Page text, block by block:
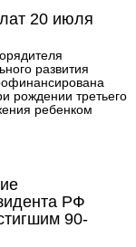
20 июля
развития
рождении третьего
ребенком
РФ
90-